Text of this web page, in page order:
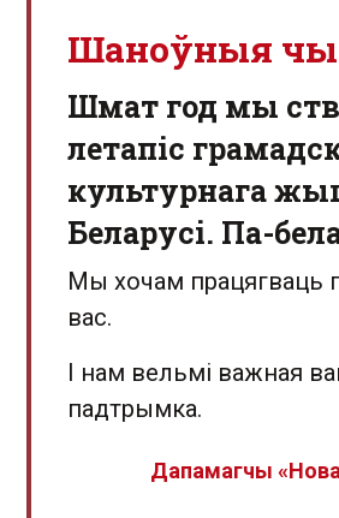
Шаноўныя
Шмат год мы
летапіс
культурнага
Беларусі. Па-
Мы хочам працягваць
вас.
І нам вельмі важная
падтрымка.
Дапамагчы